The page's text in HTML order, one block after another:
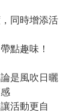
同時增添活
點趣味！
是風吹日曬
活動更自